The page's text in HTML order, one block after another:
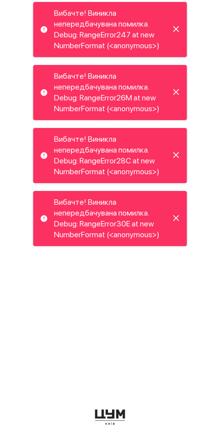
Вибачте! Виникла
непередбачувана помилка.
Debug: RangeError247 at new
NumberFormat (<anonymous>)
Вибачте! Виникла
непередбачувана помилка.
Debug: RangeError26M at new
NumberFormat (<anonymous>)
Вибачте! Виникла
непередбачувана помилка.
Debug: RangeError28C at new
NumberFormat (<anonymous>)
Вибачте! Виникла
непередбачувана помилка.
Debug: RangeError30E at new
NumberFormat (<anonymous>)